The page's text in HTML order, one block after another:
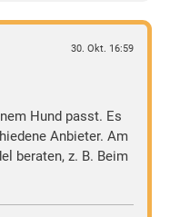
30. Okt. 16:59
Hund passt. Es
Anbieter. Am
beraten, z. B. Beim